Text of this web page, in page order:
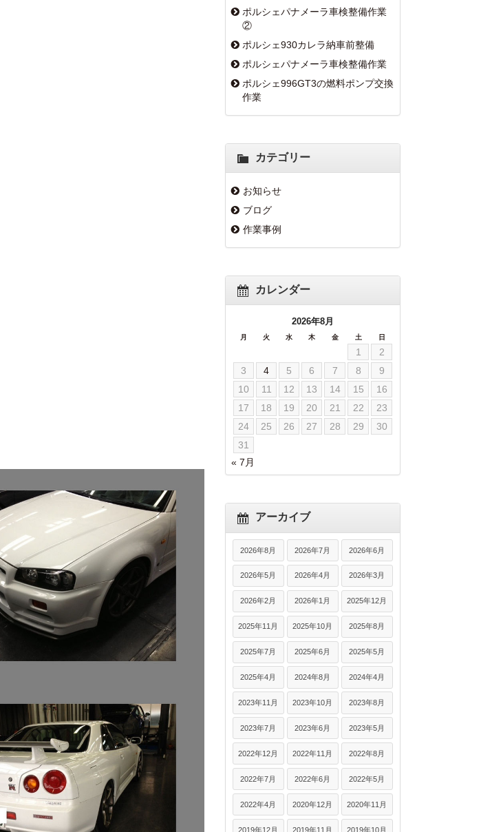
ポルシェパナメーラ車検整備作業
②
ポルシェ930カレラ納車前整備
ポルシェパナメーラ車検整備作業
ポルシェ996GT3の燃料ポンプ交換
作業
カテゴリー
お知らせ
ブログ
作業事例
カレンダー
2026年8月
月 火 水 木 金 土 日
1
2
3
4 5 6 7 8
9
10
11 12 13 14 15
16
17
18 19 20 21 22
23
24
25 26 27 28 29
30
31
« 7月
アーカイブ
2026年8月 2026年7月 2026年6月
2026年5月 2026年4月 2026年3月
2026年2月 2026年1月 2025年12月
2025年11月 2025年10月 2025年8月
2025年7月 2025年6月 2025年5月
2025年4月 2024年8月 2024年4月
2023年11月 2023年10月 2023年8月
2023年7月 2023年6月 2023年5月
2022年12月 2022年11月 2022年8月
2022年7月 2022年6月 2022年5月
2022年4月 2020年12月 2020年11月
2019年12月 2019年11月 2019年10月